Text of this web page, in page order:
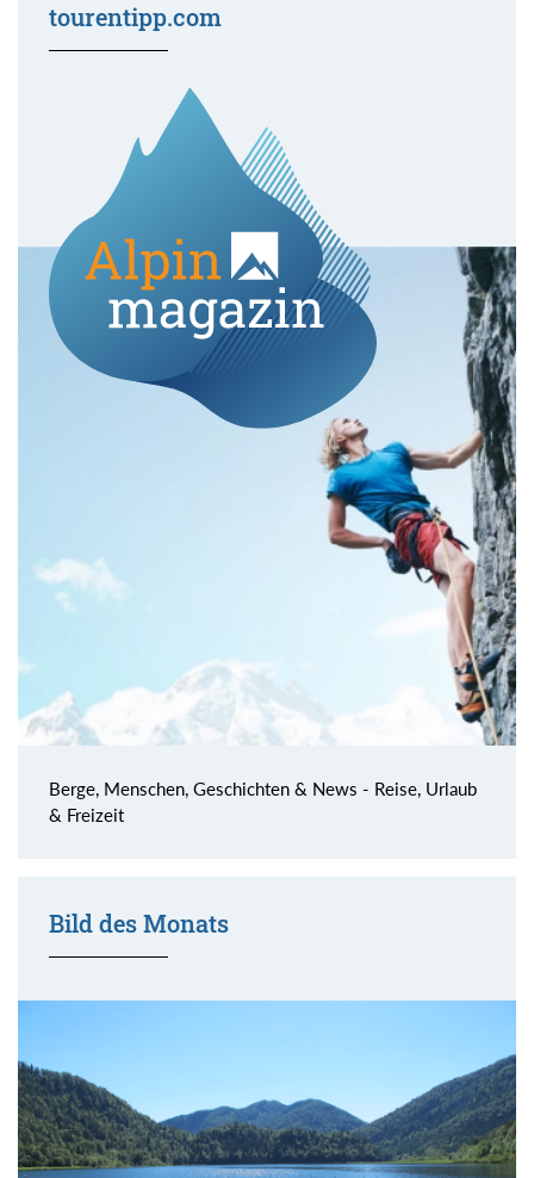
tourentipp.com
Berge, Menschen, Geschichten & News - Reise, Urlaub
& Freizeit
Bild des Monats